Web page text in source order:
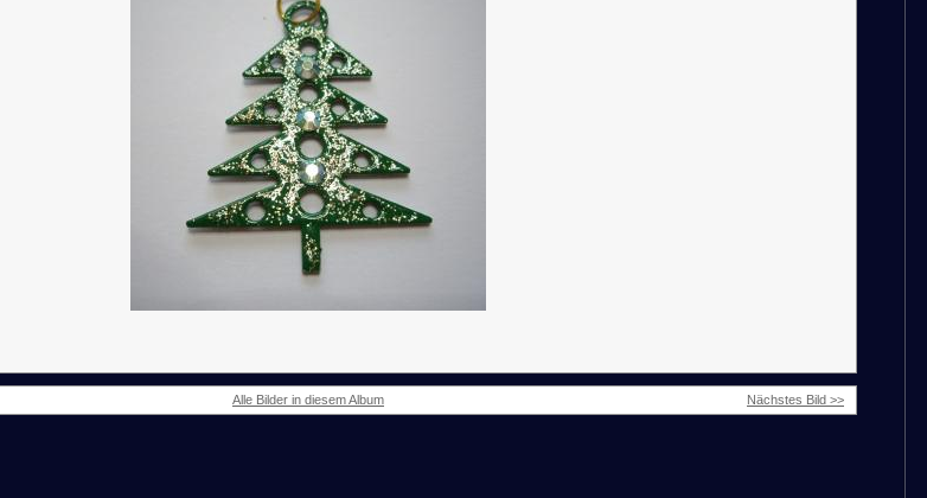
Alle Bilder in diesem Album Nächstes Bild >>